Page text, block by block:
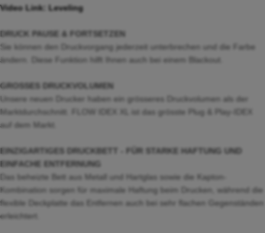
Video Link: Leveling
DRUCK PAUSE & FORTSETZEN
Sie können den Druckvorgang jederzeit unterbrechen und die Farbe
ändern. Diese Funktion hilft Ihnen auch bei einem Blackout.
GROSSES DRUCKVOLUMEN
Unsere neuen Drucker haben ein grösseres Druckvolumen als der
Marktdurchschnitt. FLOW IDEX XL ist das grösste Plug & Play-IDEX
auf dem Markt.
EINZIGARTIGES DRUCKBETT - FÜR STARKE HAFTUNG UND
EINFACHE ENTFERNUNG
Das beheizte Bett aus Metall und Hartglas sowie die Kapton-
Kombination sorgen für maximale Haftung beim Drucken, während die
flexible Deckplatte das Entfernen auch bei sehr flachen Gegenständen
erleichtert.